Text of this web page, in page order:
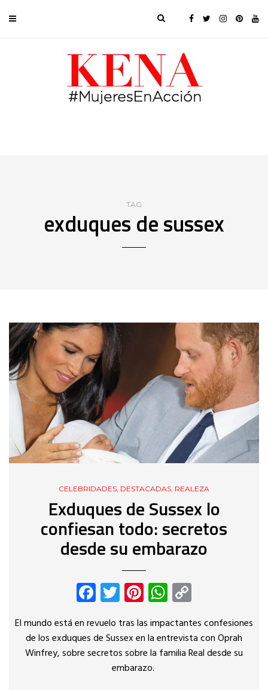
TAG
exduques de sussex
CELEBRIDADES, DESTACADAS, REALEZA
Exduques de Sussex lo
confiesan todo: secretos
desde su embarazo
Facebook
Twitter
Pinterest
WhatsApp
Link
El mundo está en revuelo tras las impactantes confesiones
de los exduques de Sussex en la entrevista con Oprah
Winfrey, sobre secretos sobre la familia Real desde su
embarazo.